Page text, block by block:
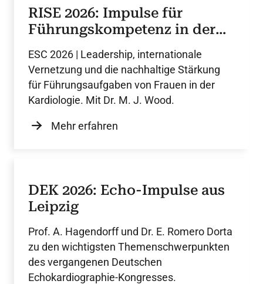
RISE 2026: Impulse für
Führungskompetenz in der
Kardiologie
ESC 2026 | Leadership, internationale
Vernetzung und die nachhaltige Stärkung
für Führungsaufgaben von Frauen in der
Kardiologie. Mit Dr. M. J. Wood.
Mehr erfahren
DEK 2026: Echo-Impulse aus
Leipzig
Prof. A. Hagendorff und Dr. E. Romero Dorta
zu den wichtigsten Themenschwerpunkten
des vergangenen Deutschen
Echokardiographie-Kongresses.